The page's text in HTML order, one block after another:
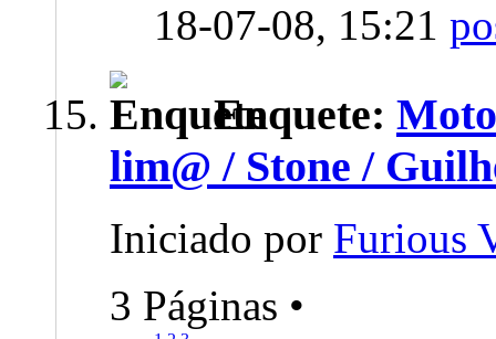
18-07-08, 15:21
Enquete:
lim@ / Stone /
Iniciado por Furious
3 Páginas •